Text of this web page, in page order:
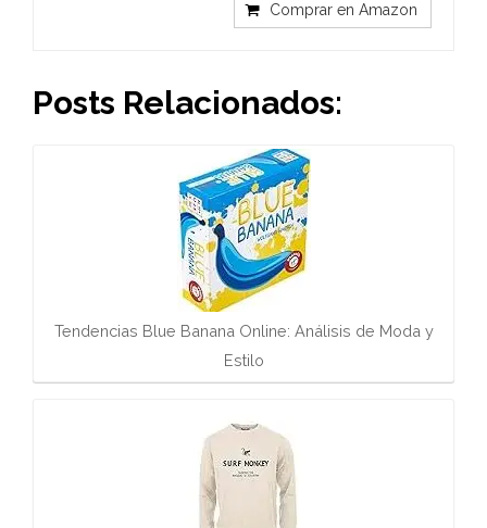
Comprar en Amazon
Posts Relacionados:
Tendencias Blue Banana Online: Análisis de Moda y
Estilo